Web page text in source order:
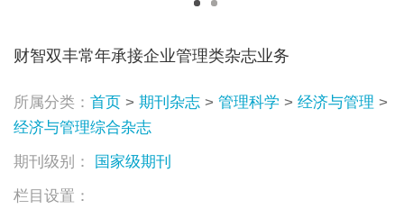
财智双丰常年承接企业管理类杂志业务
所属分类： 首页 > 期刊杂志 > 管理科学 > 经济与管理 >
经济与管理综合杂志
期刊级别：
国家级期刊
栏目设置：